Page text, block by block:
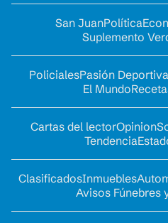
San JuanPolítica
Suplemento
PolicialesPasión Deportiva
El Mundo
Cartas del lectorOpinion
Tendencia
ClasificadosInmuebles
Avisos Fúnebres